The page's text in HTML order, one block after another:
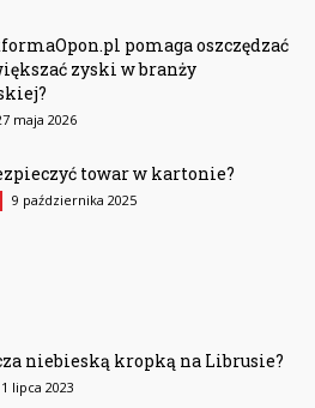
pomaga oszczędzać
zyski w branży
maja 2026
towar w kartonie?
9 października 2025
niebieską kropką na Librusie?
lipca 2023